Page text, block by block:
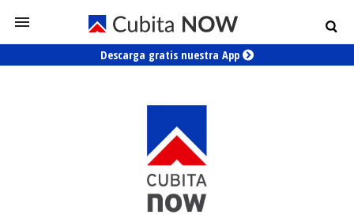
Descarga gratis nuestra App